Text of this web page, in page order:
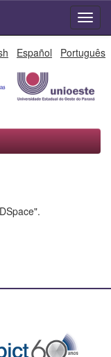
Español Português